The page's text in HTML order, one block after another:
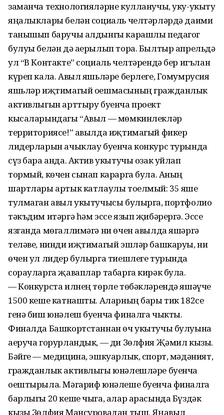
заманча технологияләрне кулланучы, уку-укыту
яңалыклары белән социаль челтәрләрдә даими
танышып баручы алдынгы карашлы педагог
булуы белән дә аерылып тора. Былтыр апрельдә
ул “В Контакте” социаль челтәрендә бер игълан
күреп кала. Авыл яшьләре берлеге, Гомумрусия
яшьләр иҗтимагый оешмасының гражданлык
активлыгын арттыру буенча проект
кысаларындагы “Авыл — мөмкинлекләр
территориясе!” авылда иҗтимагый фикер
лидерларын ачыклау буенча конкурс турында
сүз бара анда. Актив укытучы озак уйлап
тормый, көчен сынап карарга була. Аның
шартлары артык катлаулы тоелмый: 35 яше
тулмаган авыл укытучысы булырга, портфолио
тәкъдим итәргә һәм эссе язып җибәрергә. Эссе
язганда мөгаллимәгә ни өчен авылда яшәргә
теләве, нинди иҗтимагый эшләр башкаруы, ни
өчен ул лидер булырга тиешлеге турында
сорауларга җавап­лар табарга кирәк була.
— Конкурста илнең төрле төбәклә­рендә яшәүче
1500 кеше катнашты. Аларның бары тик 182се
генә биш юнәлеш буенча финалга чыкты.
Финалда Башкортстаннан өч укытучы булуына
аеруча горурландык, — ди Зөлфия Җәмил кызы.
Бәйге — медицина, эшкуарлык, спорт, мәдәният,
гражданлык активлыгы юнәлешләре буенча
оештырыла. Мәгариф юнәлеше буенча финалга
барлыгы 20 кеше чыга, алар арасында Бүздәк
кызы Зөлфия Мансуровадан тыш, Яңа­выл